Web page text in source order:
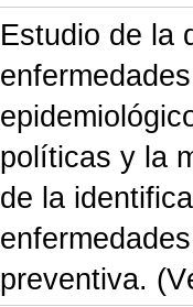
Estudio de la
políticas y la
de la
preventiva.